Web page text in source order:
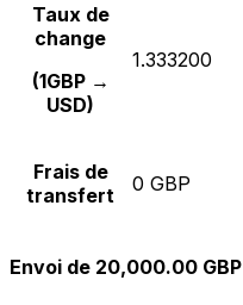
Taux de
change
(1GBP →
USD)
1.333200
Frais de
transfert
0 GBP
Envoi de 20,000.00 GBP